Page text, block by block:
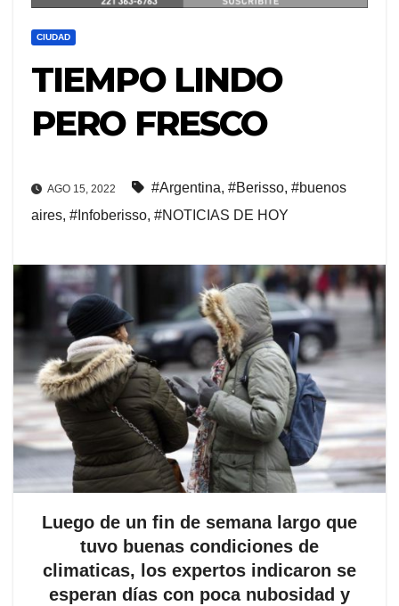
CIUDAD
TIEMPO LINDO
PERO FRESCO
AGO 15, 2022 #Argentina, #Berisso, #buenos
aires, #Infoberisso, #NOTICIAS DE HOY
Luego de un fin de semana largo que
tuvo buenas condiciones de
climaticas, los expertos indicaron se
esperan días con poca nubosidad y